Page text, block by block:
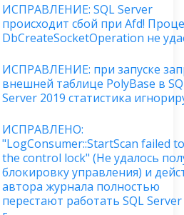
ИСПРАВЛЕНИЕ: SQL Server
происходит сбой при Afd!
DbCreateSocketOperation не
ИСПРАВЛЕНИЕ: при запуске
внешней таблице PolyBase в
Server 2019 статистика
ИСПРАВЛЕНО:
"LogConsumer::StartScan failed
the control lock" (Не удалось
блокировку управления) и
автора журнала полностью
перестают работать SQL